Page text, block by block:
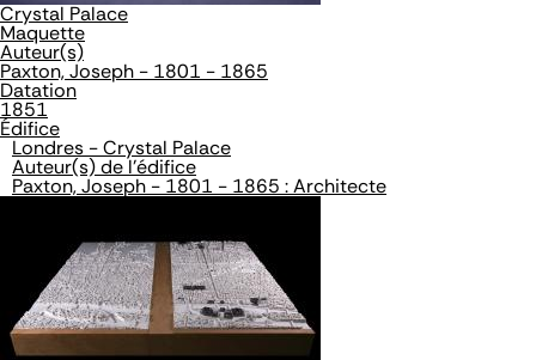
Crystal Palace
Maquette
Auteur(s)
Paxton, Joseph - 1801 - 1865
Datation
1851
Édifice
Londres - Crystal Palace
Auteur(s) de l'édifice
Paxton, Joseph - 1801 - 1865 : Architecte